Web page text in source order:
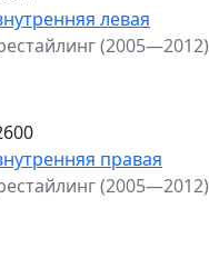
левая
(2005—2012)
правая
(2005—2012)